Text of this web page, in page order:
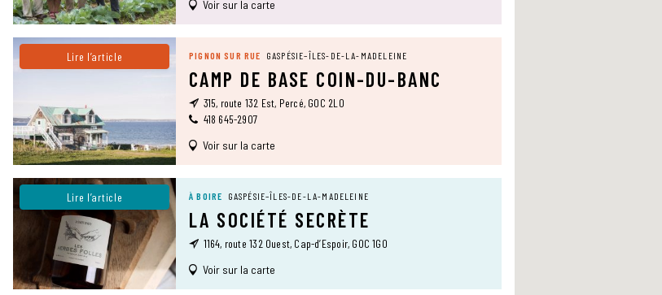
Voir sur la carte
Lire l’article PIGNON SUR RUE GASPÉSIE–ÎLES-DE-LA-MADELEINE
CAMP DE BASE COIN-DU-BANC
315, route 132 Est, Percé, G0C 2L0
418 645-2907
Voir sur la carte
Lire l’article À BOIRE GASPÉSIE–ÎLES-DE-LA-MADELEINE
LA SOCIÉTÉ SECRÈTE
1164, route 132 Ouest, Cap-d’Espoir, G0C 1G0
Voir sur la carte